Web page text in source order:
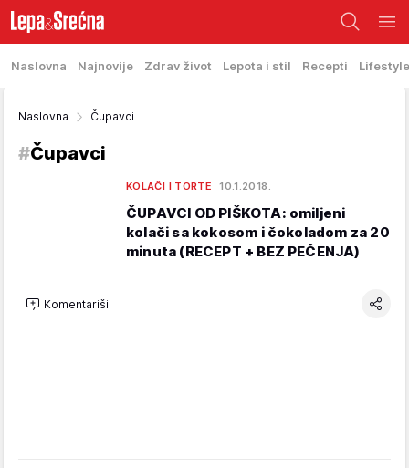
Naslovna Najnovije Zdrav život Lepota i stil Recepti Lifestyle
Naslovna Čupavci
#Čupavci
KOLAČI I TORTE 10.1.2018.
ČUPAVCI OD PIŠKOTA: omiljeni
kolači sa kokosom i čokoladom za 20
minuta (RECEPT + BEZ PEČENJA)
Komentariši